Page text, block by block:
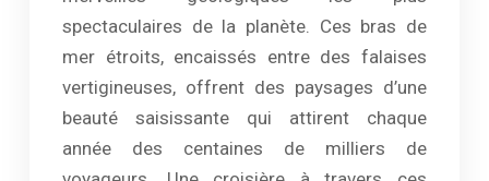
spectaculaires de la planète. Ces bras de
mer étroits, encaissés entre des falaises
vertigineuses, offrent des paysages d’une
beauté saisissante qui attirent chaque
année des centaines de milliers de